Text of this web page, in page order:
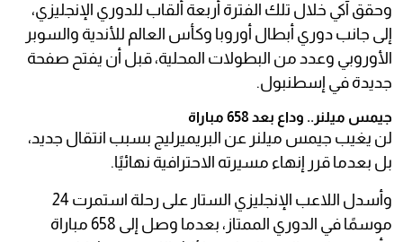
وحقق آكي خلال تلك الفترة أربعة ألقاب للدوري الإنجليزي،
إلى جانب دوري أبطال أوروبا وكأس العالم للأندية والسوبر
الأوروبي وعدد من البطولات المحلية، قبل أن يفتح صفحة
جديدة في إسطنبول.
جيمس ميلنر.. وداع بعد 658 مباراة
لن يغيب جيمس ميلنر عن البريميرليج بسبب انتقال جديد،
بل بعدما قرر إنهاء مسيرته الاحترافية نهائيًا.
وأسدل اللاعب الإنجليزي الستار على رحلة استمرت 24
موسمًا في الدوري الممتاز، بعدما وصل إلى 658 مباراة